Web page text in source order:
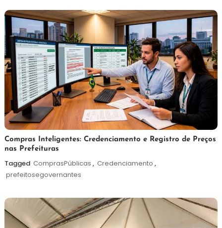
2026
6
de
agosto
de
2026
Redação
Compras Inteligentes: Credenciamento e Registro de Preços
nas Prefeituras
Tagged ComprasPúblicas , Credenciamento ,
prefeitosegovernantes